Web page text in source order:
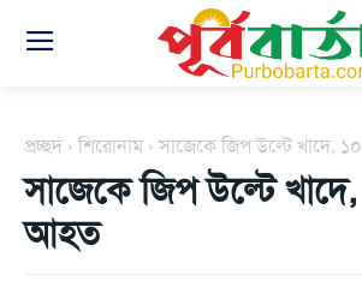
প্রচ্ছদ শিরোনাম সাজেকে জিপ উল্টে খাদে,
সাজেকে জিপ উল্টে
আহত